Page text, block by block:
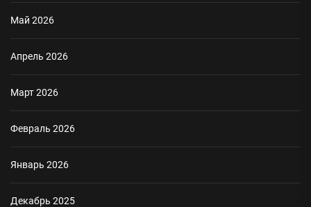
Май 2026
Апрель 2026
Март 2026
Февраль 2026
Январь 2026
Декабрь 2025